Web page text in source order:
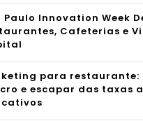
Paulo Innovation Week
Cafeterias e
para restaurante:
e escapar das taxas